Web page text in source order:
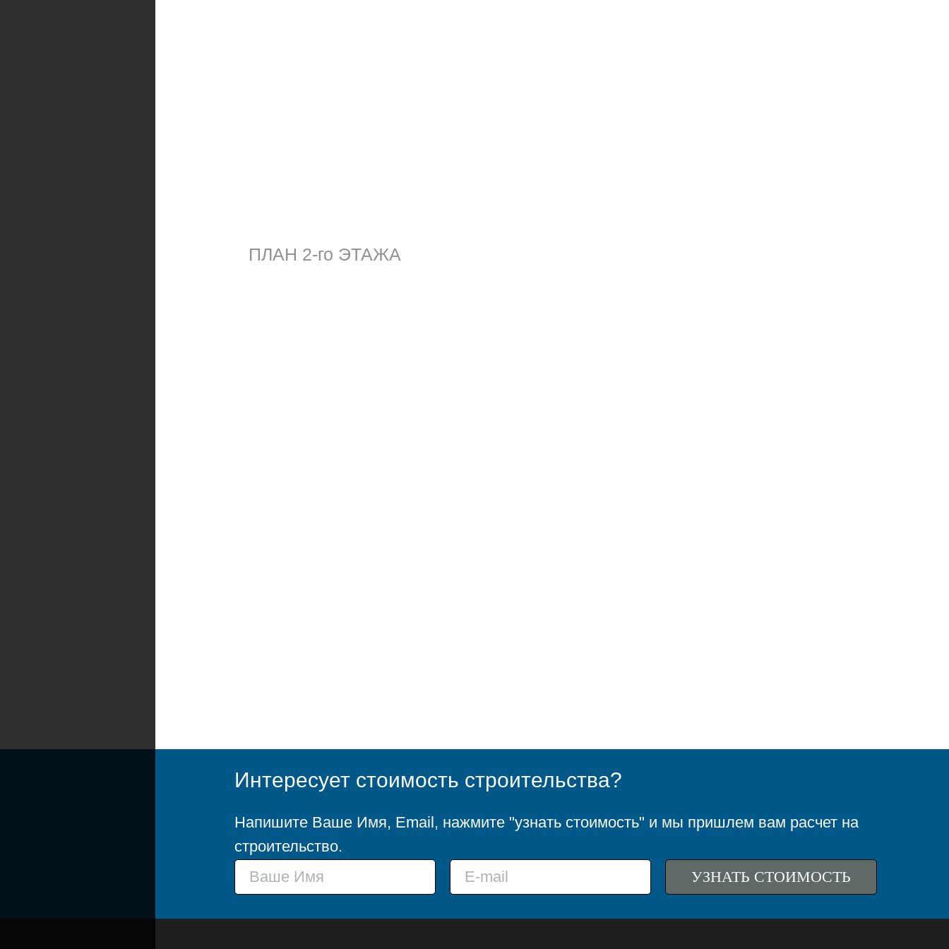
ПЛАН 2-го ЭТАЖА
Интересует стоимость строительства?
Напишите Ваше Имя, Email, нажмите "узнать стоимость" и мы пришлем вам расчет на
строительство.
УЗНАТЬ СТОИМОСТЬ